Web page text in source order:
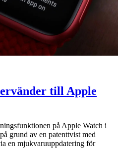
till Apple
på Apple Watch i
grund av en patenttvist med
en mjukvaruuppdatering för